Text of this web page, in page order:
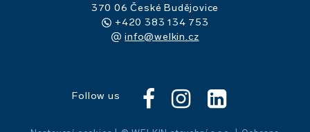
370 06 České Budějovice
+420 383 134 753
info@welkin.cz
Follow us